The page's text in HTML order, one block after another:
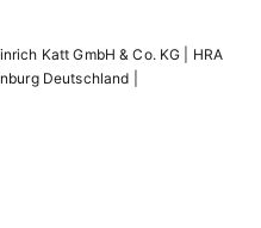
Katt GmbH & Co. KG | HRA
Deutschland |